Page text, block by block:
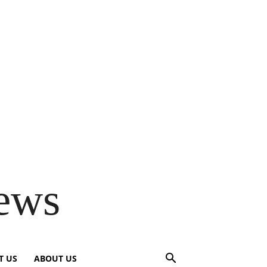
US ABOUT US